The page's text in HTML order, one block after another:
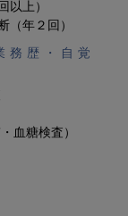
以上）
（年２回）
務歴・自覚
血糖検査）